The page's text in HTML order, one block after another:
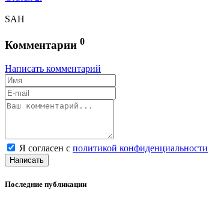
SAH
Комментарии 0
Написать комментарий
Я согласен с политикой конфиденциальности
Написать
Последние публикации